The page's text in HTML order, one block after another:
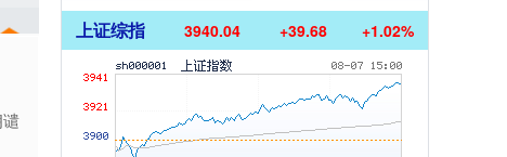
上证综指 3940.04 +39.68 +1.02%